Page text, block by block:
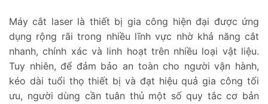
Máy cắt laser là thiết bị gia công hiện đại được ứng
dụng rộng rãi trong nhiều lĩnh vực nhờ khả năng cắt
nhanh, chính xác và linh hoạt trên nhiều loại vật liệu.
Tuy nhiên, để đảm bảo an toàn cho người vận hành,
kéo dài tuổi thọ thiết bị và đạt hiệu quả gia công tối
ưu, người dùng cần tuân thủ một số quy tắc cơ bản